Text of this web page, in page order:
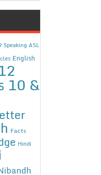
Speaking ASL
English
10 &
Facts
Hindi